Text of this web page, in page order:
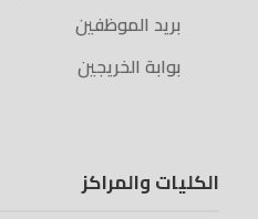
بريد الموظفين
بوابة الخريجين
الكليات والمراكز